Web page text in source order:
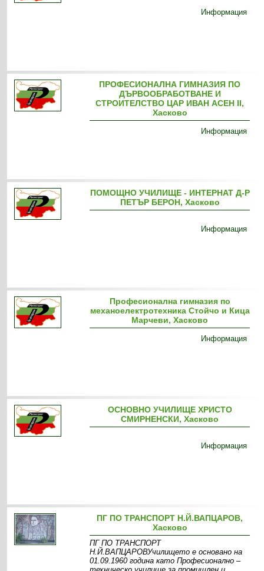
Информация
ПРОФЕСИОНАЛНА ГИМНАЗИЯ ПО
ДЪРВООБРАБОТВАНЕ И
СТРОИТЕЛСТВО ЦАР ИВАН АСЕН ІІ,
Хасково
Информация
ПОМОЩНО УЧИЛИЩЕ - ИНТЕРНАТ Д-Р
ПЕТЪР БЕРОН, Хасково
Информация
Професионална гимназия по
механоелектротехника Стойчо и Кица
Марчеви, Хасково
Информация
ОСНОВНО УЧИЛИЩЕ ХРИСТО
СМИРНЕНСКИ, Хасково
Информация
ПГ ПО ТРАНСПОРТ Н.Й.ВАПЦАРОВ,
Хасково
ПГ ПО ТРАНСПОРТ
Н.Й.ВАПЦАРОВУчилището е основано на
01.09.1960 година като Професионално –